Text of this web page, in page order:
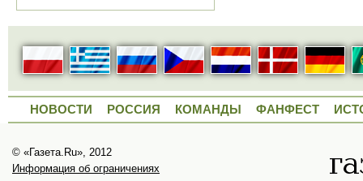
НОВОСТИ РОССИЯ КОМАНДЫ ФАНФЕСТ
© «Газета.Ru», 2012
Информация об ограничениях